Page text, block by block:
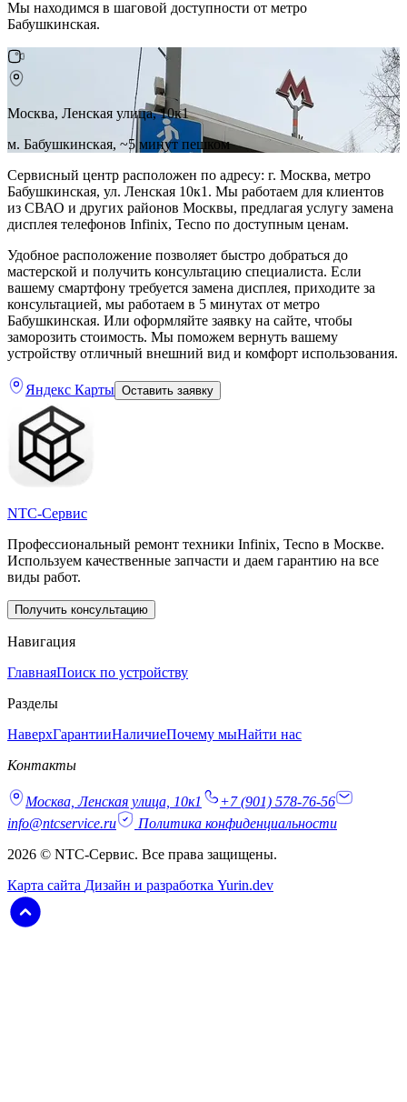
Мы находимся в шаговой доступности от метро
Бабушкинская.
Москва, Ленская улица, 10к1
м. Бабушкинская, ~5 минут пешком
Сервисный центр расположен по адресу: г. Москва, метро
Бабушкинская, ул. Ленская 10к1. Мы работаем для клиентов
из СВАО и других районов Москвы, предлагая услугу замена
дисплея телефонов Infinix, Tecno по доступным ценам.
Удобное расположение позволяет быстро добраться до
мастерской и получить консультацию специалиста. Если
вашему смартфону требуется замена дисплея, приходите за
консультацией, мы работаем в 5 минутах от метро
Бабушкинская. Или оформляйте заявку на сайте, чтобы
заморозить стоимость. Мы поможем вернуть вашему
устройству отличный внешний вид и комфорт использования.
Яндекс Карты Оставить заявку
NTC-Сервис
Профессиональный ремонт техники Infinix, Tecno в Москве.
Используем качественные запчасти и даем гарантию на все
виды работ.
Получить консультацию
Навигация
ГлавнаяПоиск по устройству
Разделы
НаверхГарантииНаличиеПочему мыНайти нас
Контакты
Москва, Ленская улица, 10к1
+7 (901) 578-76-56
info@ntcservice.ru
Политика конфиденциальности
2026 © NTC-Сервис. Все права защищены.
Карта сайта Дизайн и разработка Yurin.dev